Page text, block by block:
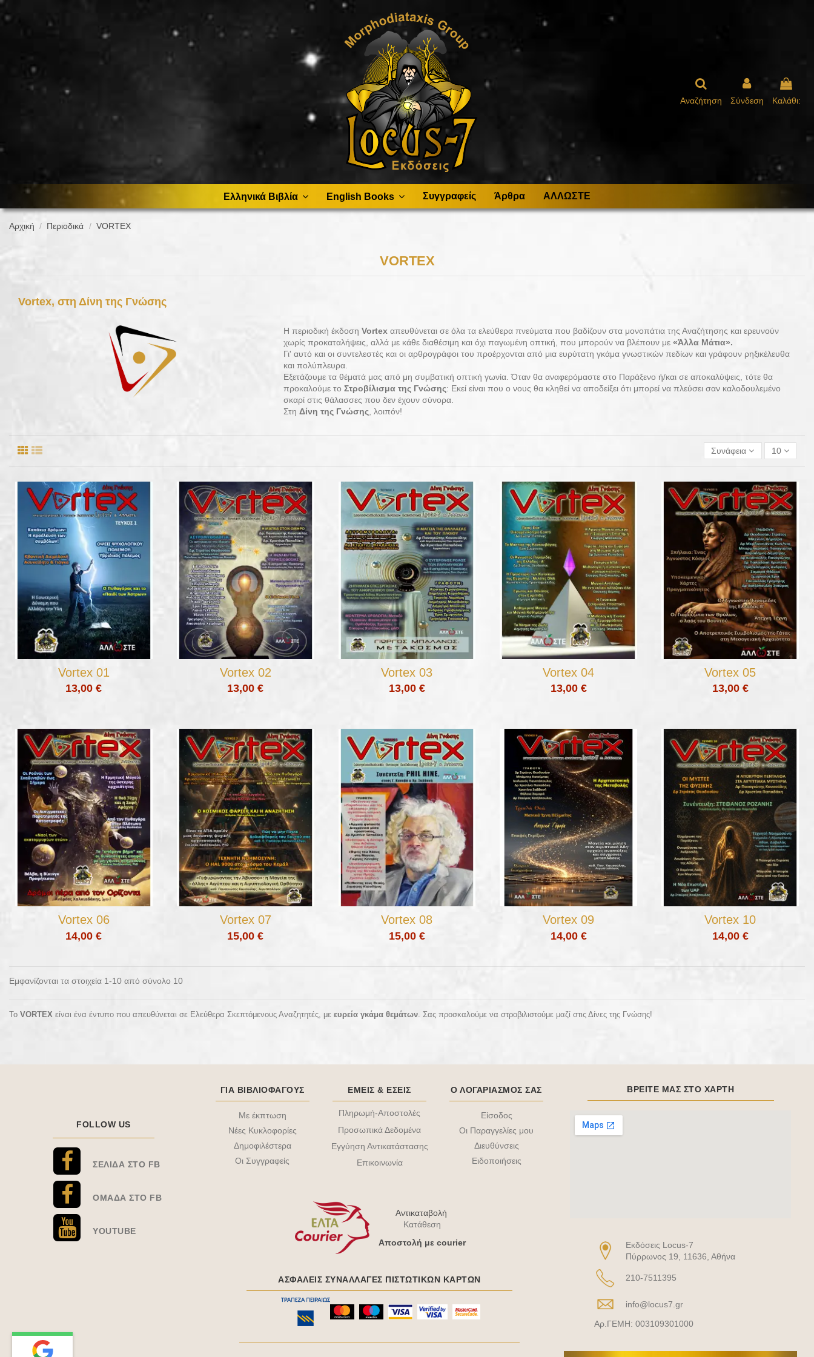
Αναζήτηση Σύνδεση Καλάθι:
Ελληνικά Βιβλία English Books Συγγραφείς Άρθρα ΑΛΛΩΣΤΕ
Αρχική Περιοδικά VORTEX
VORTEX
Vortex, στη Δίνη της Γνώσης
Η περιοδική έκδοση Vortexαπευθύνεται σε όλα τα ελεύθερα πνεύματα που βαδίζουν στα μονοπάτια της Αναζήτησης και ερευνούν
χωρίς προκαταλήψεις, αλλά με κάθε διαθέσιμη και όχι παγωμένη οπτική, που μπορούν να βλέπουν με «Άλλα Μάτια».
Γι' αυτό και οι συντελεστές και οι αρθρογράφοι του προέρχονται από μια ευρύτατη γκάμα γνωστικών πεδίων και γράφουν ρηξικέλευθα
και πολύπλευρα.
Εξετάζουμε τα θέματά μας από μη συμβατική οπτική γωνία. Όταν θα αναφερόμαστε στο Παράξενο ή/και σε αποκαλύψεις, τότε θα
προκαλούμε το Στροβίλισμα της Γνώσης: Εκεί είναι που ο νους θα κληθεί να αποδείξει ότι μπορεί να πλεύσει σαν καλοδουλεμένο
σκαρί στις θάλασσες που δεν έχουν σύνορα.
Στη Δίνη της Γνώσης, λοιπόν!
Συνάφεια 10
Vortex 01
13,00 €
Vortex 02
13,00 €
Vortex 03
13,00 €
Vortex 04
13,00 €
Vortex 05
13,00 €
Vortex 06
14,00 €
Vortex 07
15,00 €
Vortex 08
15,00 €
Vortex 09
14,00 €
Vortex 10
14,00 €
Εμφανίζονται τα στοιχεία 1-10 από σύνολο 10
Το VORTEX είναι ένα έντυπο που απευθύνεται σε Ελεύθερα Σκεπτόμενους Αναζητητές, με ευρεία γκάμα θεμάτων. Σας προσκαλούμε να στροβιλιστούμε μαζί στις Δίνες της Γνώσης!
FOLLOW US
ΣΕΛΊΔΑ ΣΤΟ FB
ΟΜΆΔΑ ΣΤΟ FB
YOUTUBE
ΓΙΑ ΒΙΒΛΙΟΦΑΓΟΥΣ
Με έκπτωση
Νέες Κυκλοφορίες
Δημοφιλέστερα
Οι Συγγραφείς
ΕΜΕΙΣ & EΣΕΙΣ
Πληρωμή-Αποστολές
Προσωπικά Δεδομένα
Εγγύηση Αντικατάστασης
Επικοινωνία
Ο ΛΟΓΑΡΙΑΣΜΟΣ ΣΑΣ
Είσοδος
Οι Παραγγελίες μου
Διευθύνσεις
Ειδοποιήσεις
Αντικαταβολή
Κατάθεση
Aποστολή με courier
ΑΣΦΑΛΕΊΣ ΣΥΝΑΛΛΑΓΈΣ ΠΙΣΤΩΤΙΚΩΝ ΚΑΡΤΩΝ
ΒΡΕΙΤΕ ΜΑΣ ΣΤΟ ΧΑΡΤΗ
Eκδόσεις Locus-7
Πύρρωνος 19, 11636, Αθήνα
210-7511395
info@locus7.gr
Αρ.ΓΕΜΗ: 003109301000